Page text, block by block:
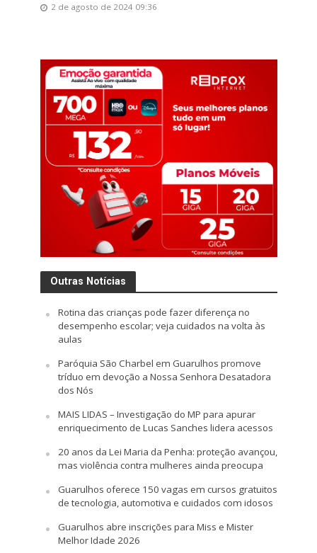
2 de agosto de 2024 09:36
Outras Notícias
Rotina das crianças pode fazer diferença no
desempenho escolar; veja cuidados na volta às
aulas
Paróquia São Charbel em Guarulhos promove
tríduo em devoção a Nossa Senhora Desatadora
dos Nós
MAIS LIDAS – Investigação do MP para apurar
enriquecimento de Lucas Sanches lidera acessos
20 anos da Lei Maria da Penha: proteção avançou,
mas violência contra mulheres ainda preocupa
Guarulhos oferece 150 vagas em cursos gratuitos
de tecnologia, automotiva e cuidados com idosos
Guarulhos abre inscrições para Miss e Mister
Melhor Idade 2026